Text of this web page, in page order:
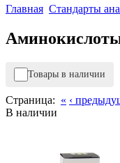
Главная Стандарты
Товары в наличии
Страница: « ‹
В наличии